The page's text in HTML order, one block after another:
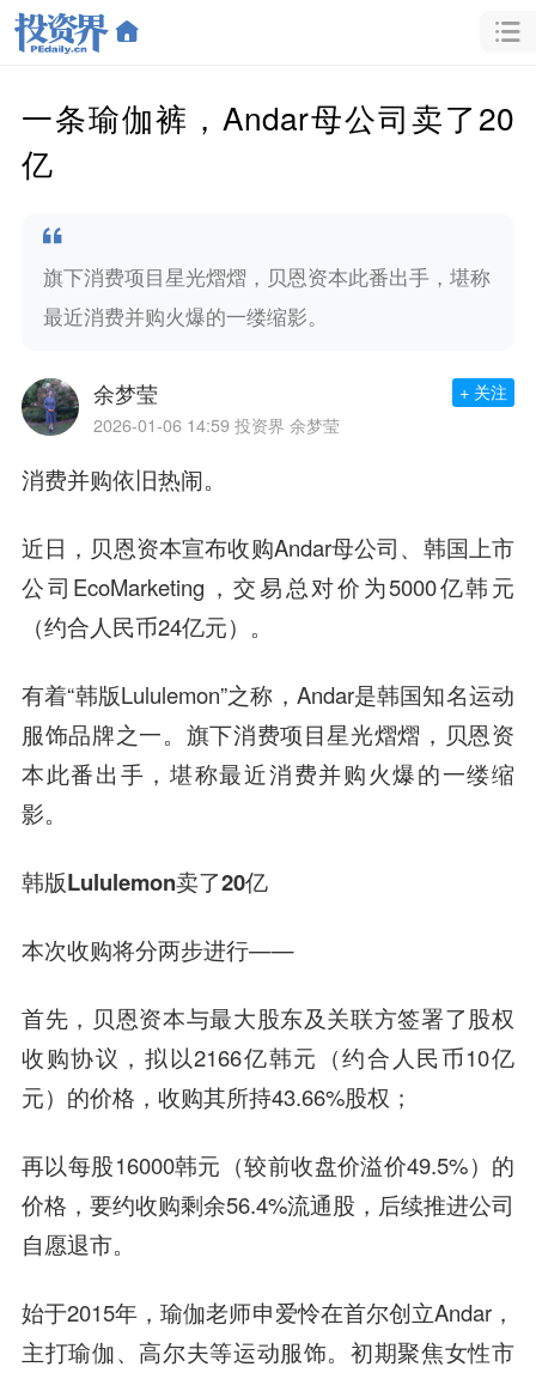
一条瑜伽裤，Andar母公司卖了20
亿
旗下消费项目星光熠熠，贝恩资本此番出手，堪称
最近消费并购火爆的一缕缩影。
余梦莹
2026-01-06 14:59 投资界 余梦莹
+ 关注
消费并购依旧热闹。
近日，贝恩资本宣布收购Andar母公司、韩国上市
公司EcoMarketing，交易总对价为5000亿韩元
（约合人民币24亿元）。
有着“韩版Lululemon”之称，Andar是韩国知名运动
服饰品牌之一。旗下消费项目星光熠熠，贝恩资
本此番出手，堪称最近消费并购火爆的一缕缩
影。
韩版Lululemon卖了20亿
本次收购将分两步进行——
首先，贝恩资本与最大股东及关联方签署了股权
收购协议，拟以2166亿韩元（约合人民币10亿
元）的价格，收购其所持43.66%股权；
再以每股16000韩元（较前收盘价溢价49.5%）的
价格，要约收购剩余56.4%流通股，后续推进公司
自愿退市。
始于2015年，瑜伽老师申爱怜在首尔创立Andar，
主打瑜伽、高尔夫等运动服饰。初期聚焦女性市